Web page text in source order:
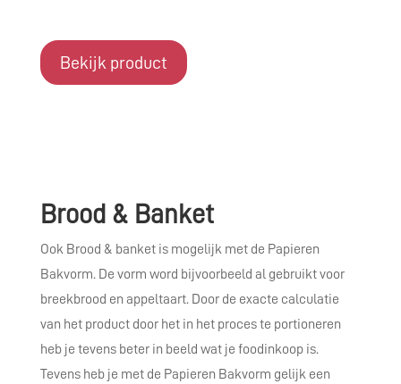
Bekijk product
Brood & Banket
Ook Brood & banket is mogelijk met de Papieren
Bakvorm. De vorm word bijvoorbeeld al gebruikt voor
breekbrood en appeltaart. Door de exacte calculatie
van het product door het in het proces te portioneren
heb je tevens beter in beeld wat je foodinkoop is.
Tevens heb je met de Papieren Bakvorm gelijk een